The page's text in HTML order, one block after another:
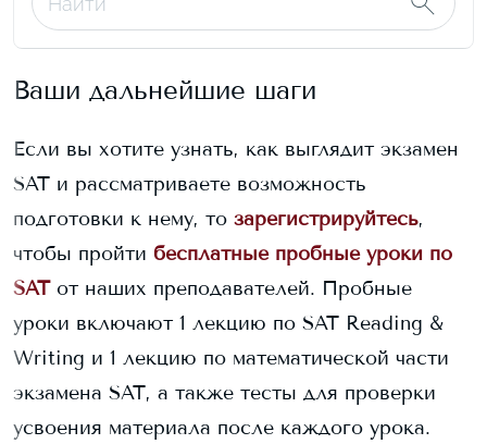
Ваши дальнейшие шаги
Если вы хотите узнать, как выглядит экзамен
SAT и рассматриваете возможность
подготовки к нему, то зарегистрируйтесь,
чтобы пройти бесплатные пробные уроки по
SAT от наших преподавателей. Пробные
уроки включают 1 лекцию по SAT Reading &
Writing и 1 лекцию по математической части
экзамена SAT, а также тесты для проверки
усвоения материала после каждого урока.